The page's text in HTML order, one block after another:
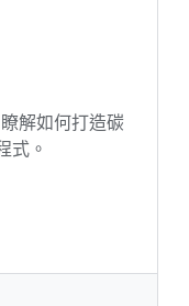
解如何打造碳
式。